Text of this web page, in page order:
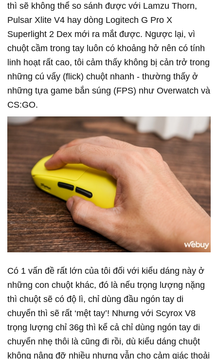
thì sẽ không thể so sánh được với Lamzu Thorn,
Pulsar Xlite V4 hay dòng Logitech G Pro X
Superlight 2 Dex mới ra mắt được. Ngược lại, vì
chuột cầm trong tay luôn có khoảng hở nên có tính
linh hoạt rất cao, tôi cảm thấy không bị cản trở trong
những cú vẩy (flick) chuột nhanh - thường thấy ở
những tựa game bắn súng (FPS) như Overwatch và
CS:GO.
Có 1 vấn đề rất lớn của tôi đối với kiểu dáng này ở
những con chuột khác, đó là nếu trọng lượng nặng
thì chuột sẽ có độ lì, chỉ dùng đầu ngón tay di
chuyển thì sẽ rất ‘mệt tay’! Nhưng với Scyrox V8
trọng lượng chỉ 36g thì kể cả chỉ dùng ngón tay di
chuyển nhẹ thôi là cũng đi rồi, dù kiểu dáng chuột
không nâng đỡ nhiều nhưng vẫn cho cảm giác thoải